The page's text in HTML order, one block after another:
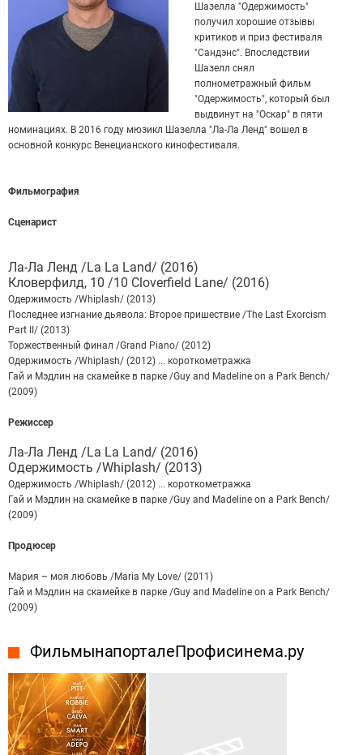
Шазелла "Одержимость"
получил хорошие отзывы
критиков и приз фестиваля
"Сандэнс". Впоследствии
Шазелл снял
полнометражный фильм
"Одержимость", который был
выдвинут на "Оскар" в пяти
номинациях. В 2016 году мюзикл Шазелла "Ла-Ла Ленд" вошел в
основной конкурс Венецианского кинофестиваля.
Фильмография
Сценарист
Ла-Ла Ленд /La La Land/ (2016)
Кловерфилд, 10 /10 Cloverfield Lane/ (2016)
Одержимость /Whiplash/ (2013)
Последнее изгнание дьявола: Второе пришествие /The Last Exorcism
Part II/ (2013)
Торжественный финал /Grand Piano/ (2012)
Одержимость /Whiplash/ (2012) ... короткометражка
Гай и Мэдлин на скамейке в парке /Guy and Madeline on a Park Bench/
(2009)
Режиссер
Ла-Ла Ленд /La La Land/ (2016)
Одержимость /Whiplash/ (2013)
Одержимость /Whiplash/ (2012) ... короткометражка
Гай и Мэдлин на скамейке в парке /Guy and Madeline on a Park Bench/
(2009)
Продюсер
Мария – моя любовь /Maria My Love/ (2011)
Гай и Мэдлин на скамейке в парке /Guy and Madeline on a Park Bench/
(2009)
Фильмы на портале Профисинема.ру